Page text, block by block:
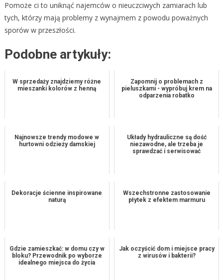
Pomoże ci to uniknąć najemców o nieuczciwych zamiarach lub
tych, którzy mają problemy z wynajmem z powodu poważnych
sporów w przeszłości.
Podobne artykuły:
W sprzedaży znajdziemy różne
mieszanki kolorów z henną
Zapomnij o problemach z
pieluszkami - wypróbuj krem na
odparzenia robatko
Najnowsze trendy modowe w
hurtowni odzieży damskiej
Układy hydrauliczne są dość
niezawodne, ale trzeba je
sprawdzać i serwisować
Dekoracje ścienne inspirowane
naturą
Wszechstronne zastosowanie
płytek z efektem marmuru
Gdzie zamieszkać: w domu czy w
bloku? Przewodnik po wyborze
idealnego miejsca do życia
Jak oczyścić dom i miejsce pracy
z wirusów i bakterii?